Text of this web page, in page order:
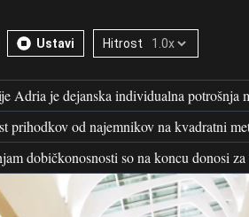
Ustavi Hitrost
Adria je dejanska individualna potrošnja
prihodkov od najemnikov na kvadratni
dobičkonosnosti so na koncu donosi